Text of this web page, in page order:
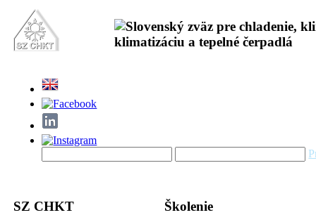
SZ CHKT Školenie